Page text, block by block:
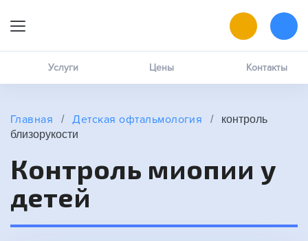
MAX
ВК
написать в чат
Услуги Цены Контакты
Главная / Детская офтальмология /
контроль
близорукости
Контроль миопии у
детей